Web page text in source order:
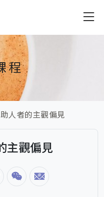
程
人者的主觀偏見
主觀偏見